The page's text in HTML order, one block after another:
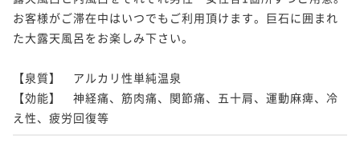
お客様がご滞在中はいつでもご利用頂けます。巨石に囲まれ
た大露天風呂をお楽しみ下さい。
【泉質】　アルカリ性単純温泉
【効能】　神経痛、筋肉痛、関節痛、五十肩、運動麻痺、冷
え性、疲労回復等